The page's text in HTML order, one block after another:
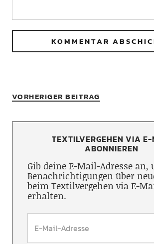
VORHERIGER BEITRAG
TEXTILVERGEHEN VIA
ABONNIEREN
Gib deine E-Mail-Adresse an,
Benachrichtigungen über
beim Textilvergehen via E-
erhalten.